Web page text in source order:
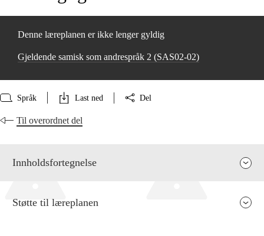
Denne læreplanen er ikke lenger gyldig
Gjeldende samisk som andrespråk 2 (SAS02‑02)
Språk Last ned Del
Til overordnet del
Innholdsfortegnelse
Støtte til læreplanen